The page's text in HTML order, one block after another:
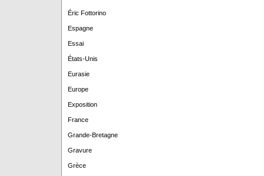
Éric Fottorino
Espagne
Essai
États-Unis
Eurasie
Europe
Exposition
France
Grande-Bretagne
Gravure
Grèce